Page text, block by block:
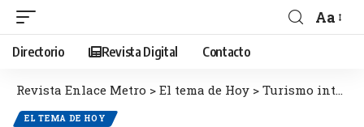
Aa
Directorio Revista Digital Contacto
Revista Enlace Metro > El tema de Hoy > Turismo internacional alcanzará niveles previos a la pandemia
EL TEMA DE HOY